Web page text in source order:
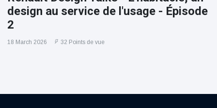
design au service de l'usage - Épisode
2
18 March 2026 32 Points de vue